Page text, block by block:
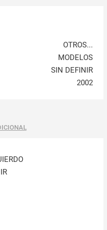
OTROS...
MODELOS
SIN DEFINIR
2002